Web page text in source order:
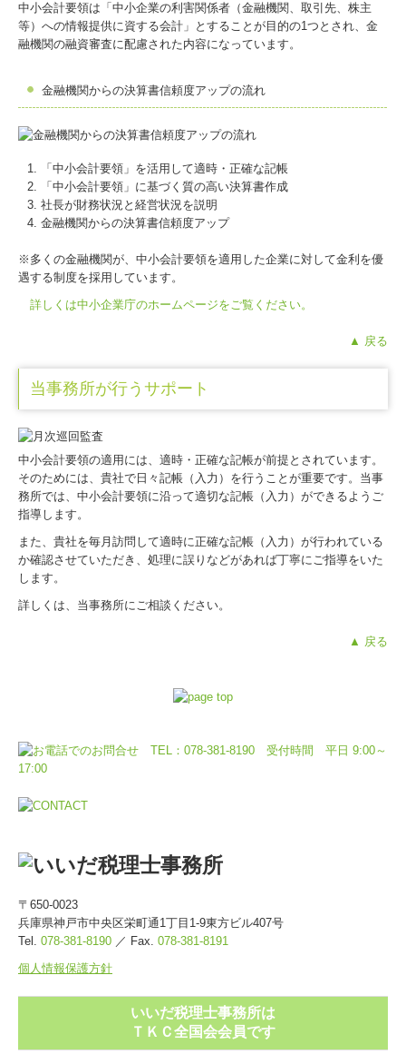
中小会計要領は「中小企業の利害関係者（金融機関、取引先、株主
等）への情報提供に資する会計」とすることが目的の1つとされ、金
融機関の融資審査に配慮された内容になっています。
金融機関からの決算書信頼度アップの流れ
「中小会計要領」を活用して適時・正確な記帳
「中小会計要領」に基づく質の高い決算書作成
社長が財務状況と経営状況を説明
金融機関からの決算書信頼度アップ
※多くの金融機関が、中小会計要領を適用した企業に対して金利を優
遇する制度を採用しています。
詳しくは中小企業庁のホームページをご覧ください。
▲ 戻る
当事務所が行うサポート
中小会計要領の適用には、適時・正確な記帳が前提とされています。
そのためには、貴社で日々記帳（入力）を行うことが重要です。当事
務所では、中小会計要領に沿って適切な記帳（入力）ができるようご
指導します。
また、貴社を毎月訪問して適時に正確な記帳（入力）が行われている
か確認させていただき、処理に誤りなどがあれば丁寧にご指導をいた
します。
詳しくは、当事務所にご相談ください。
▲ 戻る
〒650-0023
兵庫県神戸市中央区栄町通1丁目1-9東方ビル407号
Tel. 078-381-8190 ／ Fax 078-381-8191
個人情報保護方針
いいだ税理士事務所は
ＴＫＣ全国会会員です